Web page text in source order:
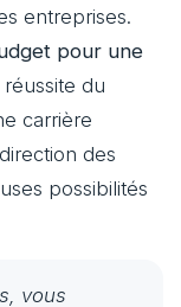
entreprises.
pour une
réussite du
carrière
des
possibilités
vous